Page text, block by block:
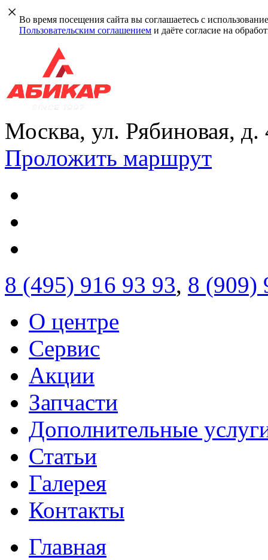
Во время посещения сайта вы соглашаетесь с
Пользовательским соглашением и даёте согласие на
Москва, ул. Рябиновая, д.
Проложить маршрут
8 (495) 916 93 93, 8 (909)
О центре
Сервис
Акции
Запчасти
Дополнительные
Статьи
Галерея
Контакты
Главная